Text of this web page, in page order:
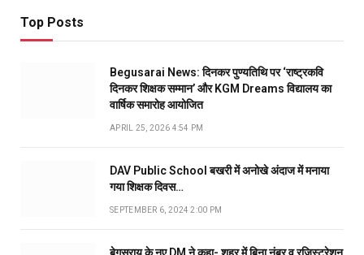
Top Posts
Begusarai News: दिनकर पुण्यतिथि पर ‘राष्ट्रकवि
दिनकर शिक्षक सम्मान’ और KGM Dreams विद्यालय का
वार्षिक समारोह आयोजित
APRIL 25, 2026 4:54 PM
DAV Public School बखरी में अनोखे अंदाज में मनाया
गया शिक्षक दिवस…
SEPTEMBER 6, 2024 2:00 PM